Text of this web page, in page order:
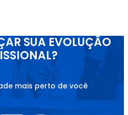
SUA EVOLUÇÃO
mais perto de você